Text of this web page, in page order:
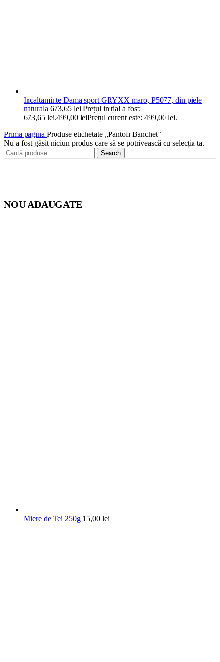
Incaltaminte Dama sport GRYXX maro, P5077, din piele
naturala 673,65lei Prețul inițial a fost:
673,65 lei.499,00 leiPrețul curent este: 499,00 lei.
Prima pagină Produse etichetate „Pantofi Banchet”
Nu a fost găsit niciun produs care să se potrivească cu selecția ta.
Search
NOU ADAUGATE
Miere de Tei 250g 15,00 lei